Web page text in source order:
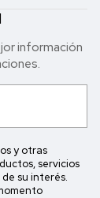
in formación
y otras
servicios
su interés.